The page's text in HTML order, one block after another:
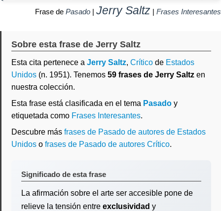
Frase de Pasado | Jerry Saltz | Frases Interesantes
Sobre esta frase de Jerry Saltz
Esta cita pertenece a Jerry Saltz, Crítico de Estados
Unidos (n. 1951). Tenemos 59 frases de Jerry Saltz en
nuestra colección.
Esta frase está clasificada en el tema Pasado y
etiquetada como Frases Interesantes.
Descubre más frases de Pasado de autores de Estados
Unidos o frases de Pasado de autores Crítico.
Significado de esta frase
La afirmación sobre el arte ser accesible pone de
relieve la tensión entre exclusividad y